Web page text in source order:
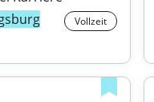
Vollzeit